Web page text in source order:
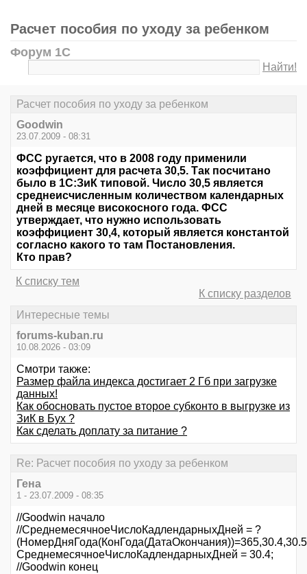
Расчет пособия по уходу за ребенком
Форум 1С
Найти!
Расчет пособия по уходу за ребенком
Goodwin
23.07.2009 - 08:31
ФСС ругается, что в 2008 году применили
коэффициент для расчета 30,5. Так посчитано
было в 1С:ЗиК типовой. Число 30,5 является
среднеисчисленным количеством календарных
дней в месяце високосного года. ФСС
утверждает, что нужно использовать
коэффициент 30,4, который является константой
согласно какого то там Постановления.
Кто прав?
К списку тем
К списку разделов
Интересные темы
forums-kuban.ru
10.08.2026 - 03:09
Смотри также:
Размер файла индекса достигает 2 Гб при загрузке
данных!
Как обосновать пустое второе субконто в выгрузке из
ЗиК в Бух ?
Как сделать доплату за питание ?
Re: Расчет пособия по уходу за ребенком
Гена
1 - 23.07.2009 - 08:35
//Goodwin начало
//СреднемесячноеЧислоКадлендарныхДней = ?
СреднемесячноеЧислоКадлендарныхДней = 30.4;
//Goodwin конец